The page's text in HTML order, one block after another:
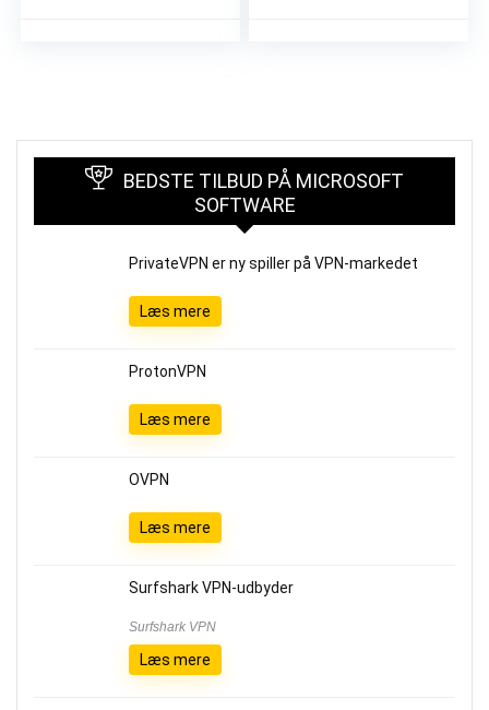
BEDSTE TILBUD PÅ MICROSOFT
SOFTWARE
PrivateVPN er ny spiller på VPN-markedet
Læs mere
ProtonVPN
Læs mere
OVPN
Læs mere
Surfshark VPN-udbyder
Surfshark VPN
Læs mere